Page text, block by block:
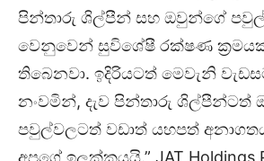
පින්තාරු ශිල්පීන් සහ ඔවුන්ගේ
වෙනුවෙන් සුවිශේෂී රක්ෂණ
තිබෙනවා. ඉදිරියටත් මෙවැනි
නංවමින්, දැව පින්තාරු ශිල්පීන්ටත්
පවුල්වලටත් වඩාත් යහපත්
අපගේ ඉලක්කයයි.” JAT Holdings